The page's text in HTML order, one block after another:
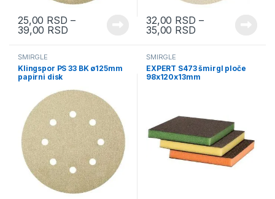
25,00 RSD –
39,00 RSD
32,00 RSD –
35,00 RSD
ŠMIRGLE
Klingspor PS 33 BK ø125mm
papirni disk
ŠMIRGLE
EXPERT S473 šmirgl ploče
98x120x13mm